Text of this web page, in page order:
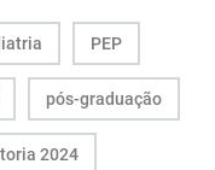
PEP
pós-graduação
2024